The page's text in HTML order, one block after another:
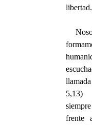
libertad.
5,13)
frente